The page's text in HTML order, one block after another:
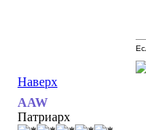
Наверх
AAW
Патриарх